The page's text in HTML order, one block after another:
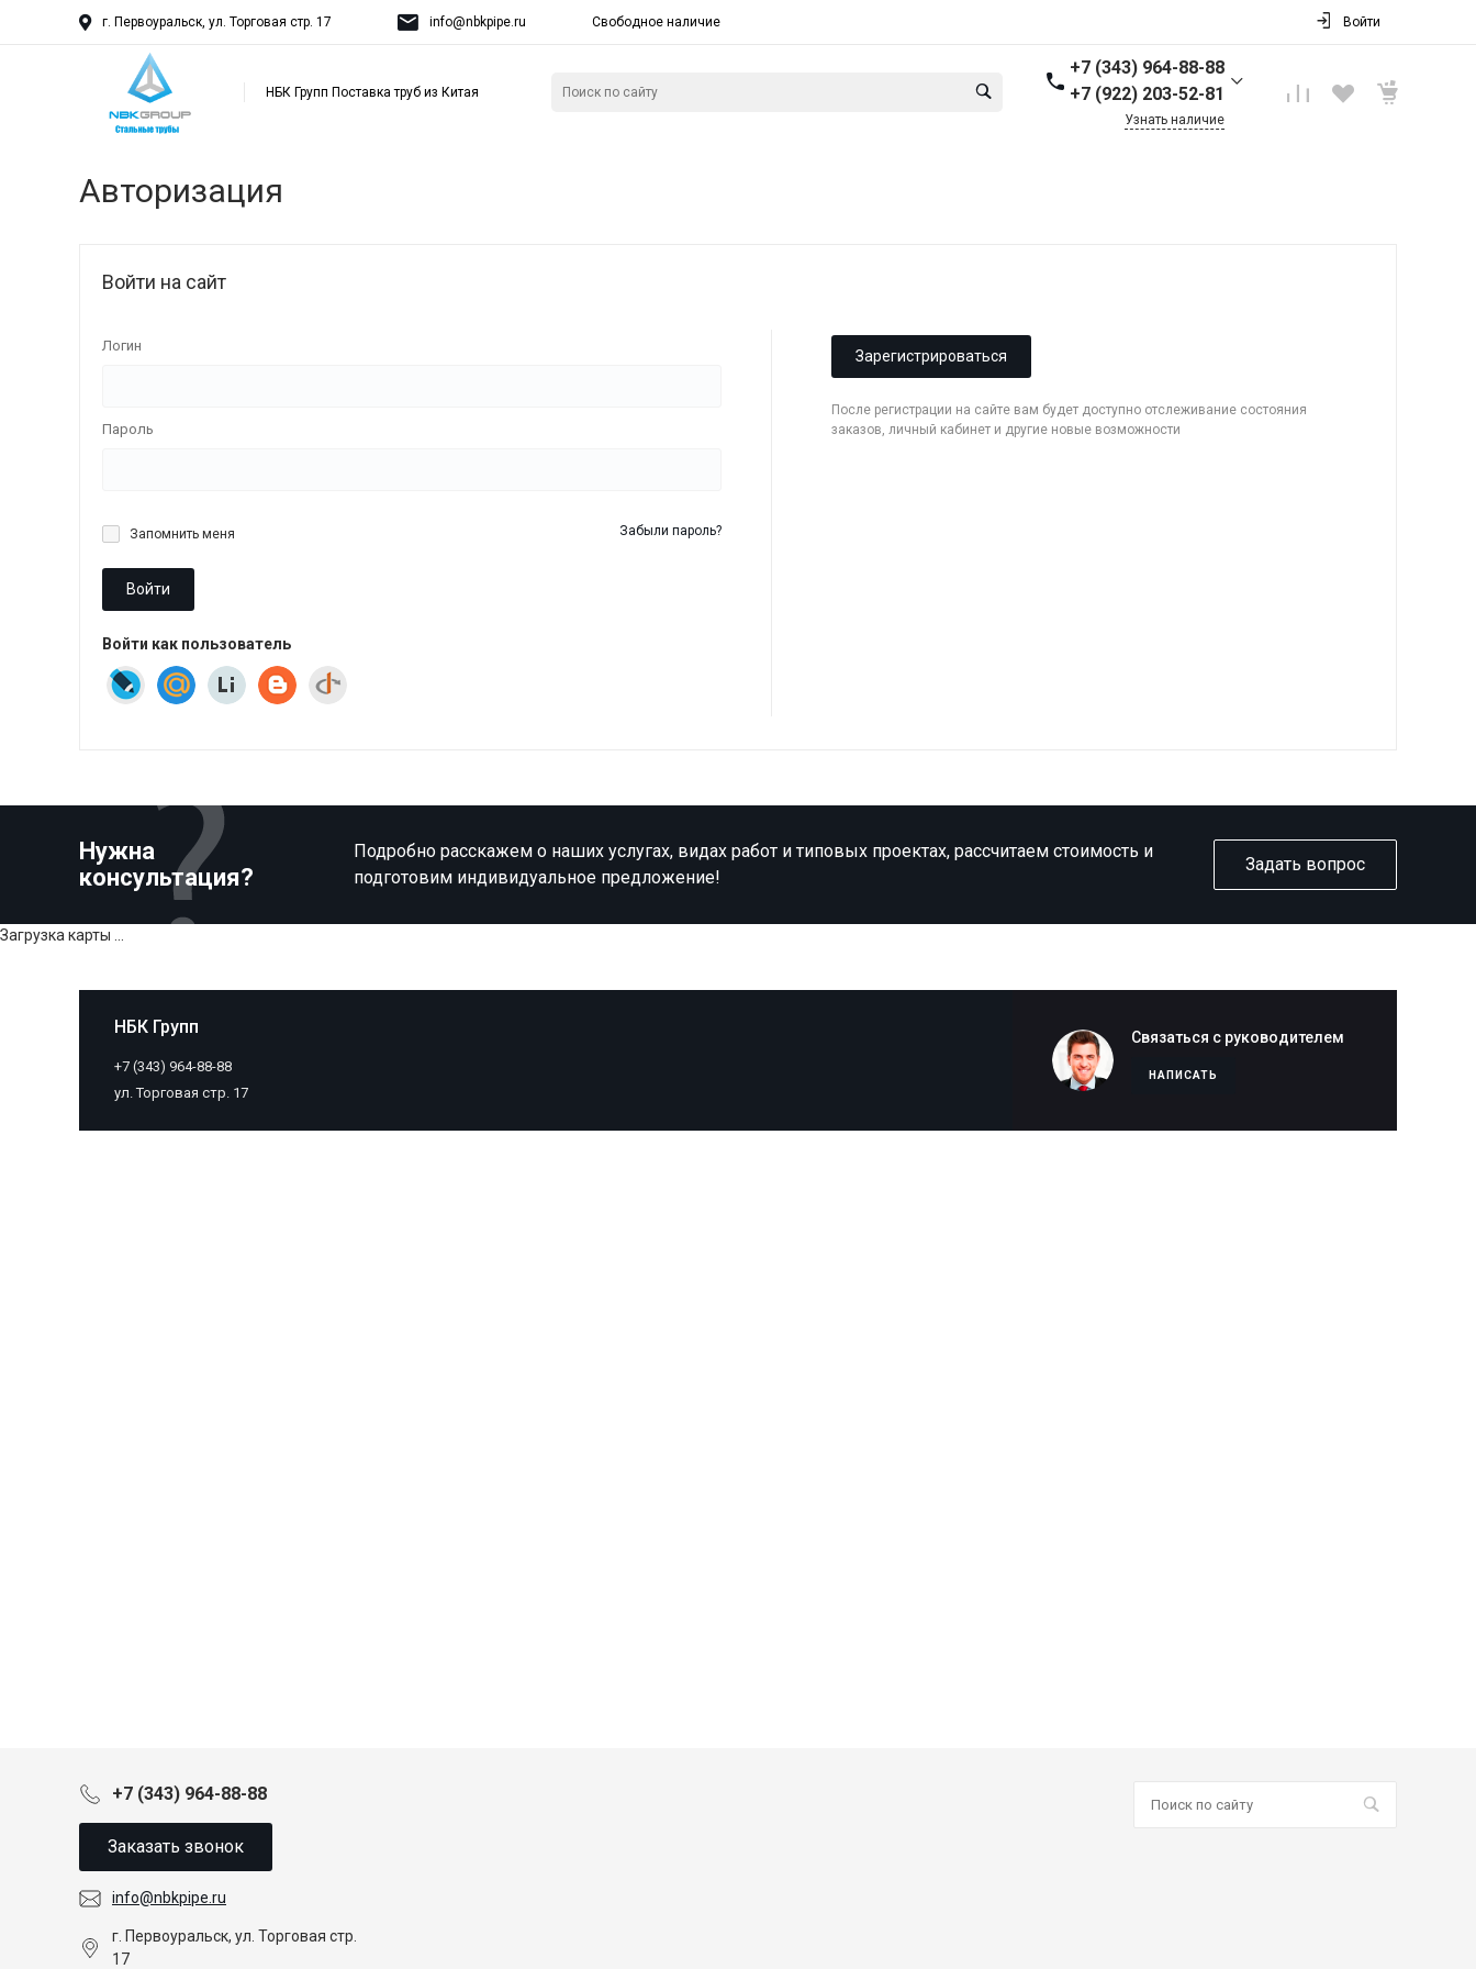
г. Первоуральск, ул. Торговая стр. 17 info@nbkpipe.ru Свободное наличие Войти
НБК Групп Поставка труб из Китая
+7 (343) 964-88-88
+7 (922) 203-52-81
Узнать наличие
Авторизация
Войти на сайт
Логин
Пароль
Запомнить меня Забыли пароль?
Войти
Войти как пользователь
Зарегистрироваться
После регистрации на сайте вам будет доступно отслеживание состояния
заказов, личный кабинет и другие новые возможности
Нужна
консультация?
Подробно расскажем о наших услугах, видах работ и типовых проектах, рассчитаем стоимость и
подготовим индивидуальное предложение!
Задать вопрос
Связаться с руководителем
НАПИСАТЬ
НБК Групп
+7 (343) 964-88-88
ул. Торговая стр. 17
Загрузка карты ...
+7 (343) 964-88-88
Заказать звонок
info@nbkpipe.ru
г. Первоуральск, ул. Торговая стр.
17